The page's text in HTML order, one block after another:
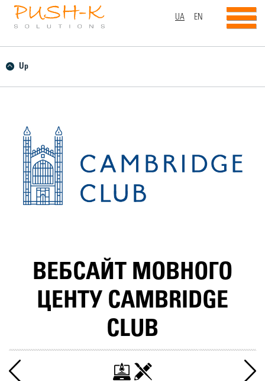
UA EN
Up
ВЕБСАЙТ МОВНОГО
ЦЕНТУ CAMBRIDGE
CLUB